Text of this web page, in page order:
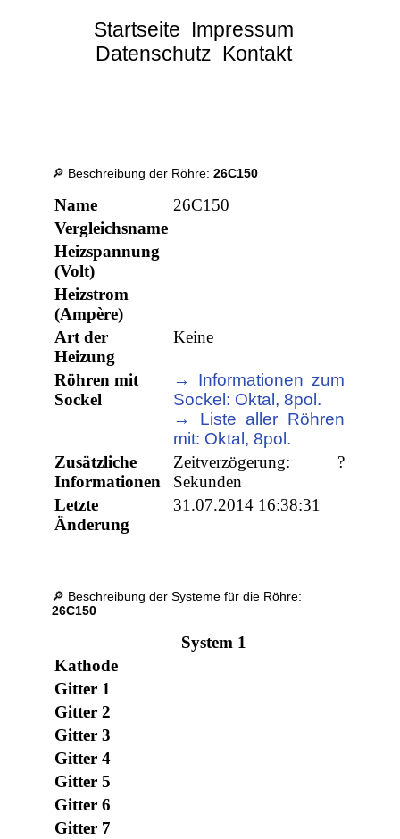
Startseite Impressum
Datenschutz Kontakt
🔎 Beschreibung der Röhre:26C150
Name
26C150
Vergleichsname
Heizspannung
(Volt)
Heizstrom
(Ampère)
Art der
Heizung
Keine
Röhren mit
Sockel
→ Informationen zum
Sockel: Oktal, 8pol.
→ Liste aller Röhren
mit: Oktal, 8pol.
Zusätzliche
Informationen
Zeitverzögerung: ?
Sekunden
Letzte
Änderung
31.07.2014 16:38:31
🔎 Beschreibung der Systeme für die Röhre:
26C150
System 1
Kathode
Gitter 1
Gitter 2
Gitter 3
Gitter 4
Gitter 5
Gitter 6
Gitter 7